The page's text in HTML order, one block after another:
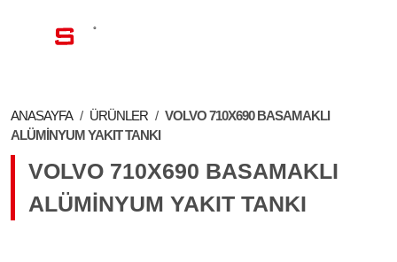
ANASAYFA / ÜRÜNLER / VOLVO 710X690 BASAMAKLI
ALÜMINYUM YAKIT TANKI
VOLVO 710X690 BASAMAKLI
ALÜMINYUM YAKIT TANKI